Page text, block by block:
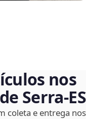
nos
Serra‑ES
coleta e entrega nos